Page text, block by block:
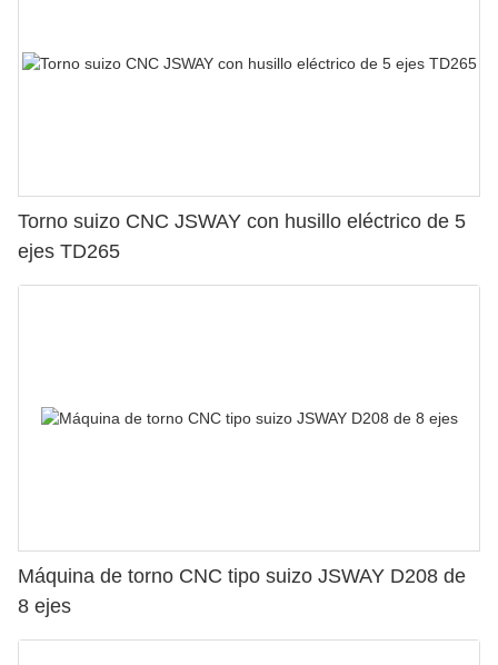
Torno suizo CNC JSWAY con husillo eléctrico de 5
ejes TD265
Máquina de torno CNC tipo suizo JSWAY D208 de
8 ejes